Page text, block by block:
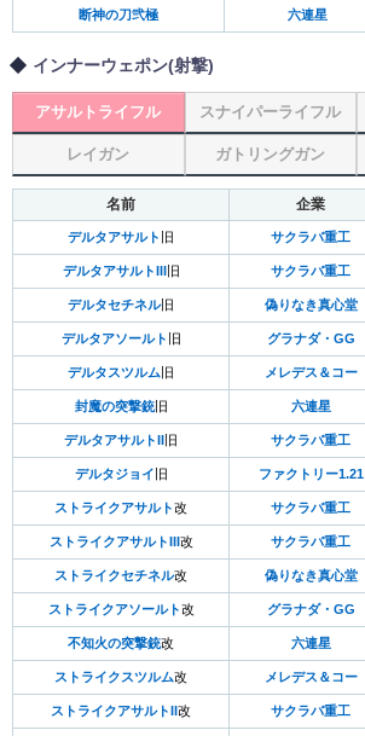
断神の刀弐極 六連星
インナーウェポン(射撃)
アサルトライフル スナイパーライフル
レイガン ガトリングガン
名前 企業
デルタアサルト 旧 サクラバ重工
デルタアサルトIII 旧 サクラバ重工
デルタセチネル旧 偽りなき真心堂
デルタアソールト 旧 グラナダ・GG
デルタスツルム 旧 メレデス＆コー
封魔の突撃銃旧 六連星
デルタアサルトII 旧 サクラバ重工
デルタジョイ 旧 ファクトリー1.21
ストライクアサルト改 サクラバ重工
ストライクアサルトIII 改 サクラバ重工
ストライクセチネル改 偽りなき真心堂
ストライクアソールト改 グラナダ・GG
不知火の突撃銃改 六連星
ストライクスツルム改 メレデス＆コー
ストライクアサルトII 改 サクラバ重工